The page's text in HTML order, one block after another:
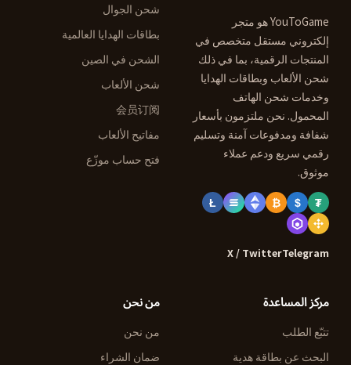
YouToGame هو متجر
إلكتروني مستقل متخصص في
المنتجات الرقمية، بما في ذلك
شحن الألعاب وبطاقات الهدايا
وخدمات شحن الهاتف
المحمول. نحن ملتزمون بأسعار
شفافة ومدفوعات آمنة وتسليم
رقمي سريع ودعم عملاء
موثوق.
₮
$
₿
Ł
Telegram
X / Twitter
شحن الجوال
بطاقات الهدايا العالمية
الشحن في الصين
شحن الألعاب
会员订阅
مفاتيح الألعاب
فتح حساب موزّع
مركز المساعدة
تتبّع الطلب
البحث عن بطاقة هدية
من نحن
من نحن
ضمان الشراء